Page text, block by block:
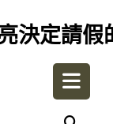
決定請假
Open